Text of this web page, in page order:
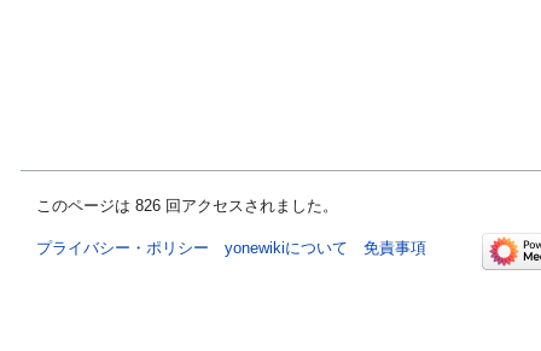
このページは 826 回アクセスされました。
プライバシー・ポリシー yonewikiについて 免責事項